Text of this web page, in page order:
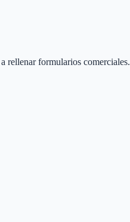
rellenar formularios comerciales.